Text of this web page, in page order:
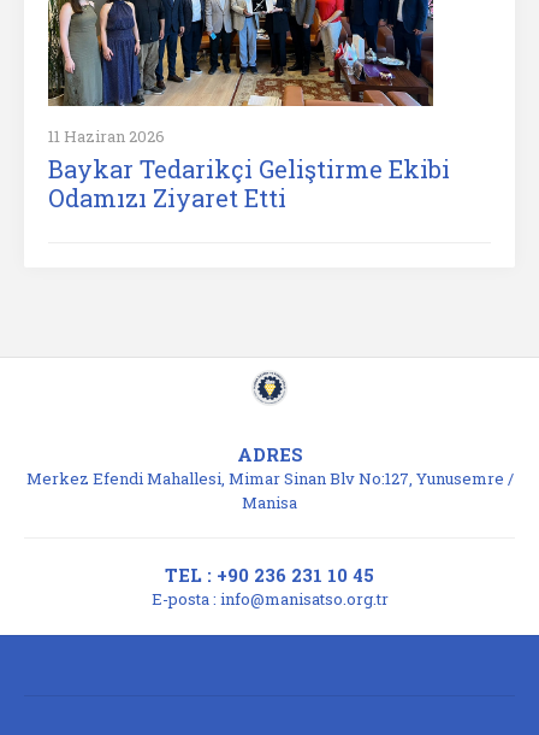
11 Haziran 2026
Baykar Tedarikçi Geliştirme Ekibi
Odamızı Ziyaret Etti
ADRES
Merkez Efendi Mahallesi, Mimar Sinan Blv No:127, Yunusemre /
Manisa
TEL : +90 236 231 10 45
E-posta : info@manisatso.org.tr